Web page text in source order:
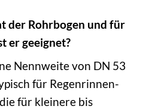
der Rohrbogen und für
er geeignet?
Nennweite von DN 53
für Regenrinnen-
für kleinere bis